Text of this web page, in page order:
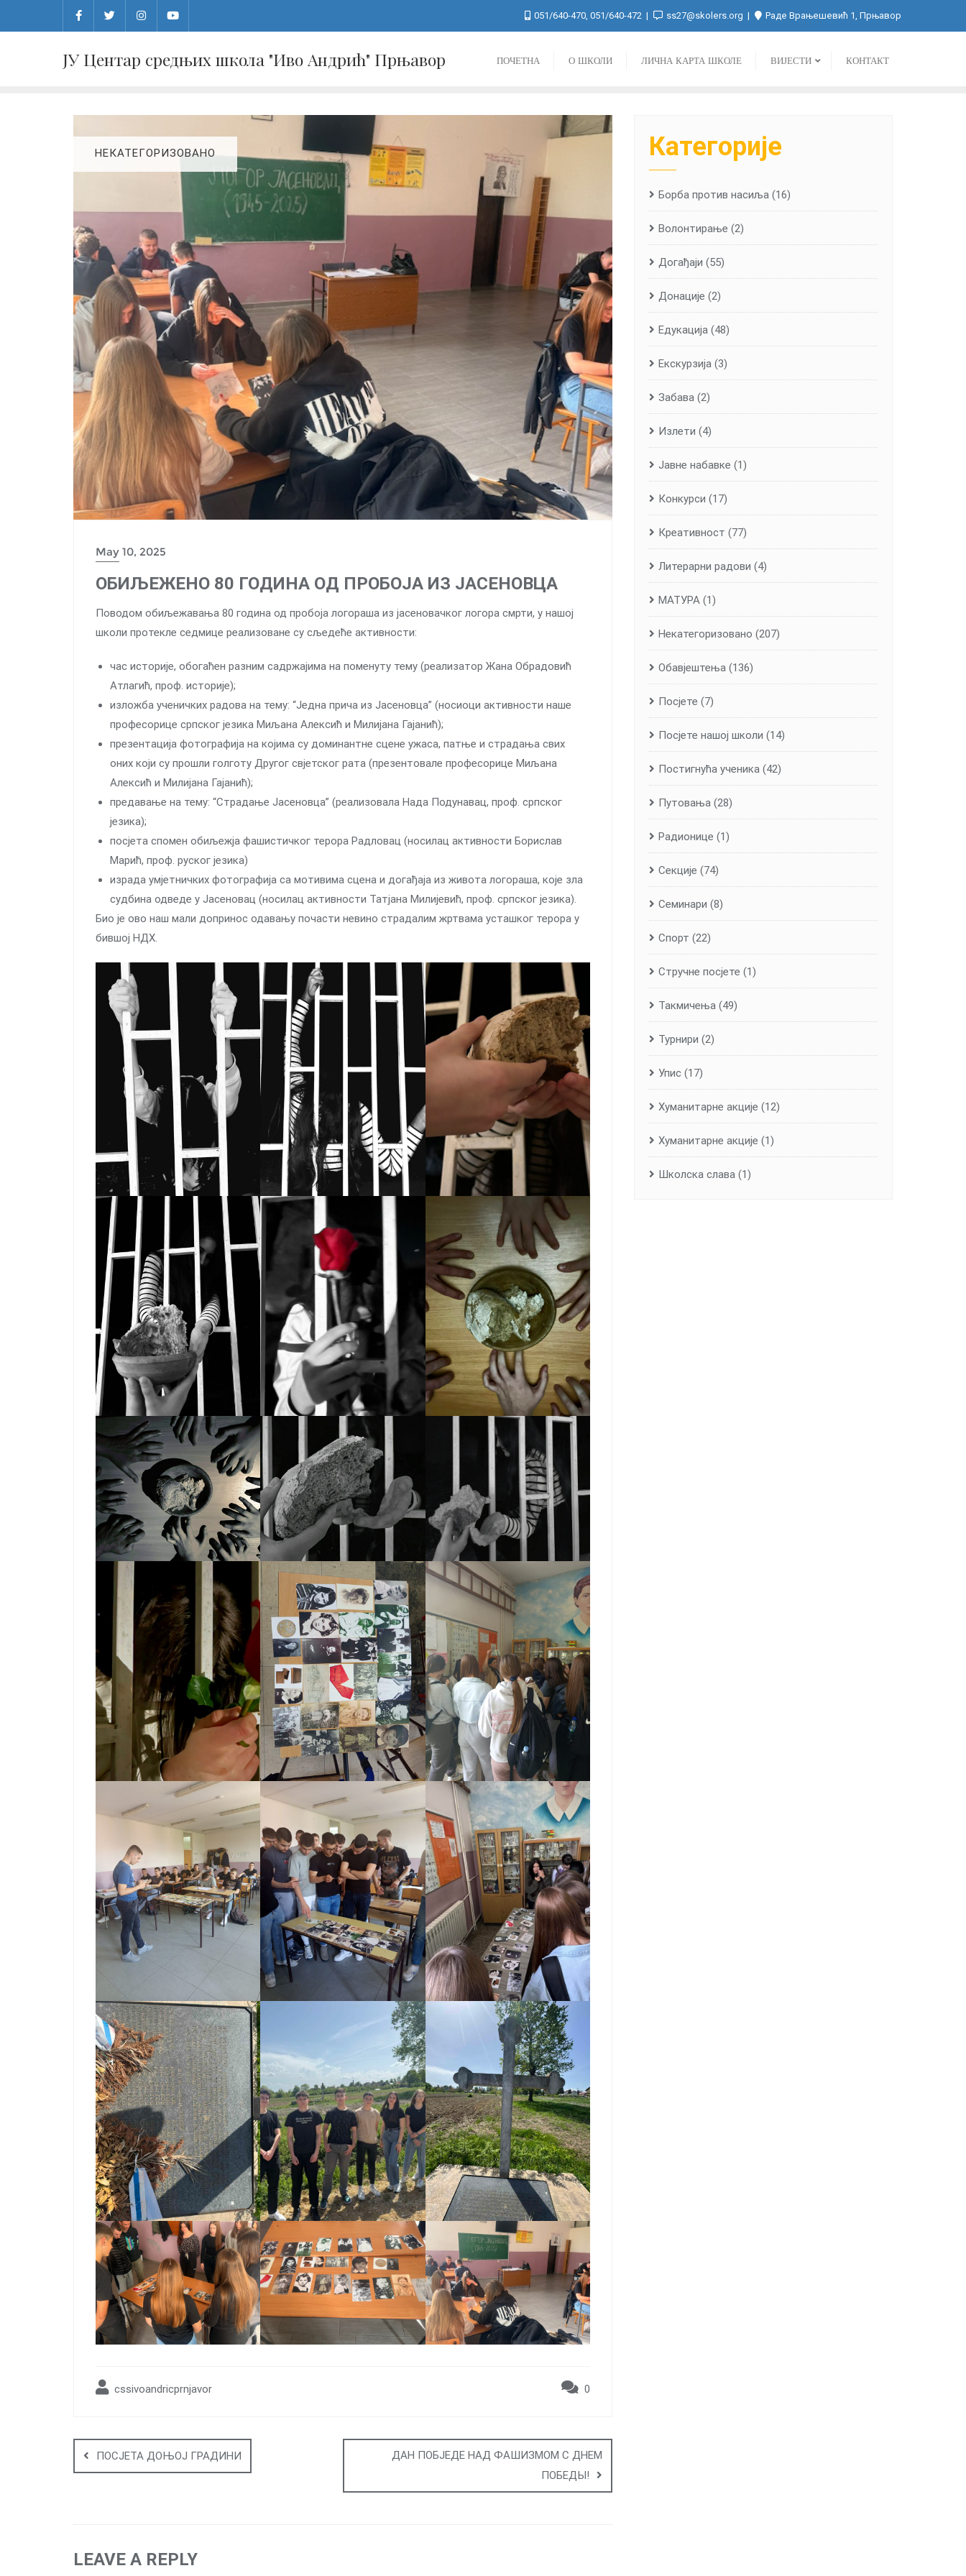
051/640-470, 051/640-472 ss27@skolers.org Раде Врањешевић 1, Прњавор
ЈУ Центар средњих школа "Иво Андрић" Прњавор ПОЧЕТНА О ШКОЛИ ЛИЧНА КАРТА ШКОЛЕ ВИЈЕСТИ КОНТАКТ
НЕКАТЕГОРИЗОВАНО
May 10, 2025
ОБИЉЕЖЕНО 80 ГОДИНА ОД ПРОБОЈА ИЗ ЈАСЕНОВЦА
Поводом обиљежавања 80 година од пробоја логораша из јасеновачког логора смрти, у нашој
школи протекле седмице реализоване су сљедеће активности:
час историје, обогаћен разним садржајима на поменуту тему (реализатор Жана Обрадовић
Атлагић, проф. историје);
изложба ученичких радова на тему: “Једна прича из Јасеновца” (носиоци активности наше
професорице српског језика Миљана Алексић и Милијана Гајанић);
презентација фотографија на којима су доминантне сцене ужаса, патње и страдања свих
оних који су прошли голготу Другог свјетског рата (презентовале професорице Миљана
Алексић и Милијана Гајанић);
предавање на тему: “Страдање Јасеновца” (реализовала Нада Подунавац, проф. српског
језика);
посјета спомен обиљежја фашистичког терора Радловац (носилац активности Борислав
Марић, проф. руског језика)
израда умјетничких фотографија са мотивима сцена и догађаја из живота логораша, које зла
судбина одведе у Јасеновац (носилац активности Татјана Милијевић, проф. српског језика).
Био је ово наш мали допринос одавању почасти невино страдалим жртвама усташког терора у
бившој НДХ.
cssivoandricprnjavor 0
navigation
ПОСЈЕТА ДОЊОЈ ГРАДИНИ
ДАН ПОБЈЕДЕ НАД ФАШИЗМОМ С ДНЕМ
ПОБЕДЫ!
LEAVE A REPLY
Категорије
Борба против насиља (16)
Волонтирање (2)
Догађаји (55)
Донације (2)
Едукација (48)
Екскурзија (3)
Забава (2)
Излети (4)
Јавне набавке (1)
Конкурси (17)
Креативност (77)
Литерарни радови (4)
МАТУРА (1)
Некатегоризовано (207)
Обавјештења (136)
Посјете (7)
Посјете нашој школи (14)
Постигнућа ученика (42)
Путовања (28)
Радионице (1)
Секције (74)
Семинари (8)
Спорт (22)
Стручне посјете (1)
Такмичења (49)
Турнири (2)
Упис (17)
Хуманитарне aкције (12)
Хуманитарне акције (1)
Школска слава (1)